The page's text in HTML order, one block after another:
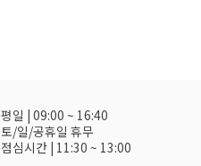
평일 | 09:00 ~ 16:40
토/일/공휴일 휴무
점심시간 | 11:30 ~ 13:00